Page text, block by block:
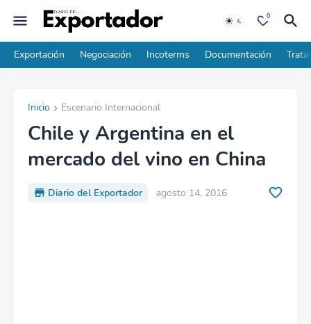
0
Exportación Negociación Incoterms Documentación
Inicio Escenario Internacional
Chile y Argentina en el
mercado del vino en China
Diario del Exportador agosto 14, 2016